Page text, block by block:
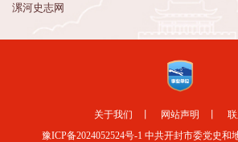
漯河史志网
关于我们 网站声明
豫ICP备2024052524号-1 中共开封市委党史和